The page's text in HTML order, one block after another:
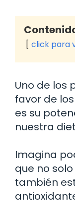
click para
Uno de los
favor de
es su
nuestra
Imagina
que no
también